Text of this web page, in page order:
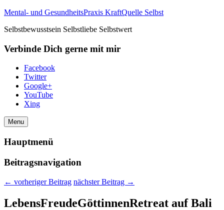
Mental- und GesundheitsPraxis KraftQuelle Selbst
Selbstbewusstsein Selbstliebe Selbstwert
Verbinde Dich gerne mit mir
Facebook
Twitter
Google+
YouTube
Xing
Menu
Hauptmenü
Beitragsnavigation
← vorheriger Beitrag nächster Beitrag →
LebensFreudeGöttinnenRetreat auf Bali